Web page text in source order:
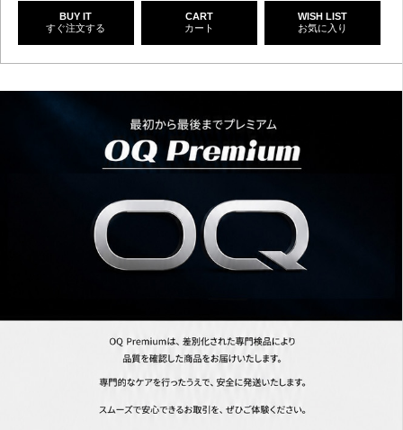
BUY IT
すぐ注文する
CART
カート
WISH LIST
お気に入り